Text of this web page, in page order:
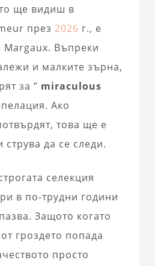
ще видиш в
през 2026 г., е
Margaux. Въпреки
и малките зърна,
за ” miraculous
Ако
това ще е
струва да се следи.
селекция
в по-трудни години
Защото когато
гроздето попада
просто